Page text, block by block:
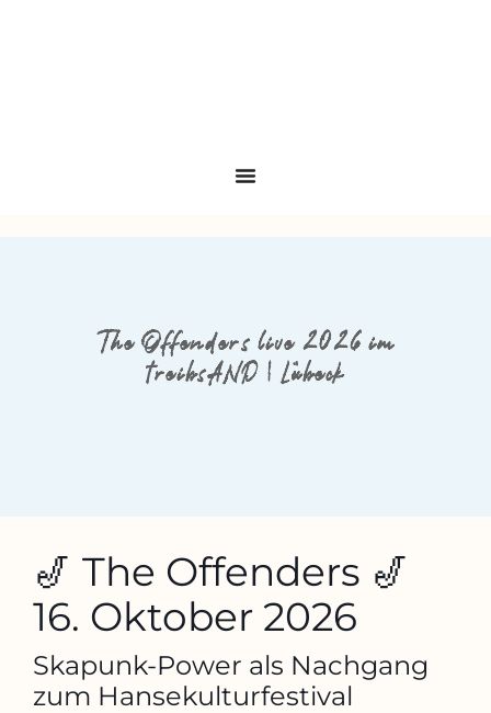
The Offenders live 2026 im
treibsAND | Lübeck
🎷 The Offenders 🎷
16. Oktober 2026
Skapunk‑Power als Nachgang
zum Hansekulturfestival